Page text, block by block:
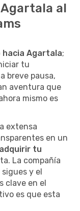
al
hacia Agartala;
tu
breve pausa,
aventura que
mismo es
extensa
en un
adquirir tu
La compañía
y el
clave en el
es que esta